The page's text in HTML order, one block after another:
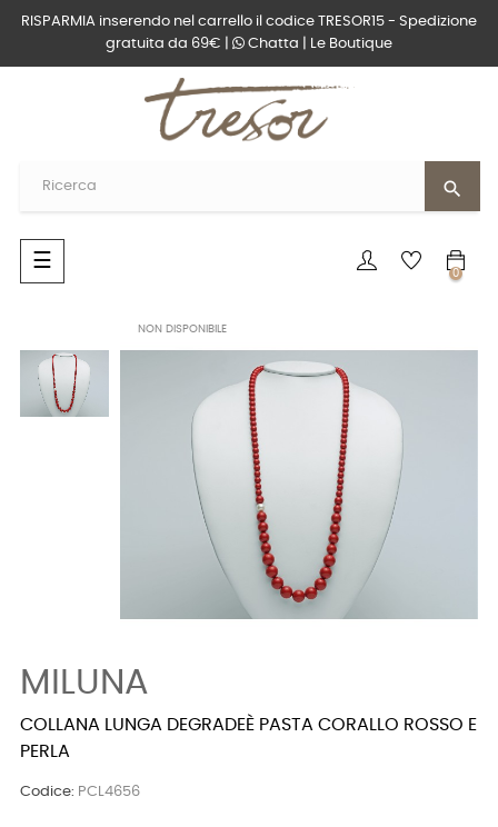
RISPARMIA inserendo nel carrello il codice TRESOR15 - Spedizione
gratuita da 69€ |
Chatta Le Boutique
search
navigazione
Toggle
☰
0
NON DISPONIBILE
MILUNA
COLLANA LUNGA DEGRADEÈ PASTA CORALLO ROSSO E
PERLA
Codice: PCL4656